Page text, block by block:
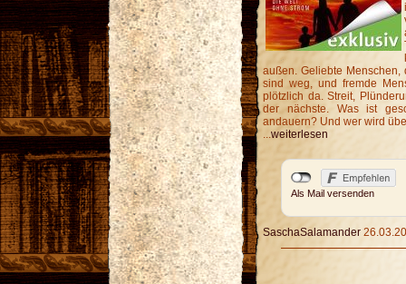
außen. Geliebte
sind weg, und fremde
plötzlich da. Streit,
der nächste. Was ist
andauern? Und wer wird
...weiterlesen
Als Mail versenden
SaschaSalamander